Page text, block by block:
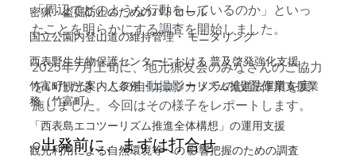
密猟・盗掘防止のためのパトロール
国立公園内登山道の維持管理・ モニタリング
西表野生生物保護センターにおける 普及啓発強化支援
竹富町観光案内人条例・エコツーリズム推進法運用支援業
務（竹富町）
「西表島エコツーリズム推進全体構想」の運用支援
観光利用による自然環境等への 影響把握のための調査
「周辺でどのような行動をしているのか」といっ
たことを明らかにする調査を開始しました。
2025年7月上旬に、地元猟友会のみなさんのご協力
をいただき、この自動撮影カメラの設置作業を実
施しました。今回はその様子をレポートします。
○出発前に、まずは打合せ